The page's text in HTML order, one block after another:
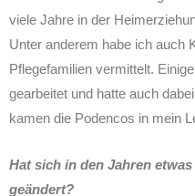
viele Jahre in der
Unter anderem habe ich auch
Pflegefamilien vermittelt.
gearbeitet und hatte auch
kamen die Podencos in mein
Hat sich in den Jahren
geändert?